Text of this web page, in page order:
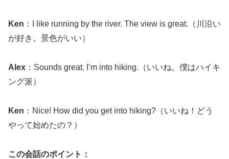
Ken ：I like running by the river. The view is great.（川沿い
が好き。景色がいい）
Alex ：Sounds great. I’m into hiking.（いいね。僕はハイキ
ング派）
Ken ：Nice! How did you get into hiking?（いいね！どう
やって始めたの？）
この会話のポイント：